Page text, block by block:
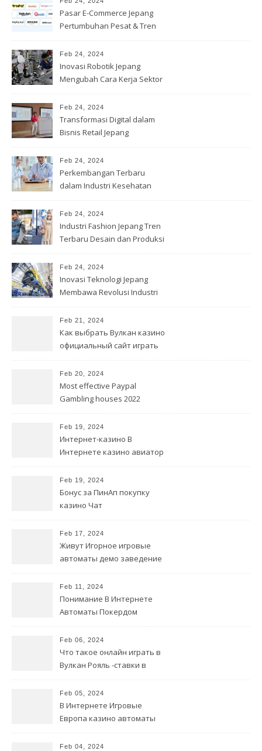
Pasar E-Commerce Jepang
Pertumbuhan Pesat & Tren
Feb 24, 2024
Inovasi Robotik Jepang
Mengubah Cara Kerja Sektor
Feb 24, 2024
Transformasi Digital dalam
Bisnis Retail Jepang
Feb 24, 2024
Perkembangan Terbaru
dalam Industri Kesehatan
Feb 24, 2024
Industri Fashion Jepang Tren
Terbaru Desain dan Produksi
Feb 24, 2024
Inovasi Teknologi Jepang
Membawa Revolusi Industri
Feb 21, 2024
Как выбрать Вулкан казино
официальный сайт играть
казино
Feb 20, 2024
Most effective Paypal
Gambling houses 2022
Feb 19, 2024
Интернет-казино В
Интернете казино авиатор
автоматы Без меню
Feb 19, 2024
Бонус за ПинАп покупку
казино Чат
Feb 17, 2024
Живут Игорное игровые
автоматы демо заведение
Feb 11, 2024
Понимание В Интернете
Автоматы Покердом
видеопокер на деньги
Feb 06, 2024
Что такое онлайн играть в
Вулкан Рояль -ставки в
Feb 05, 2024
В Интернете Игровые
Европа казино автоматы
Feb 04, 2024